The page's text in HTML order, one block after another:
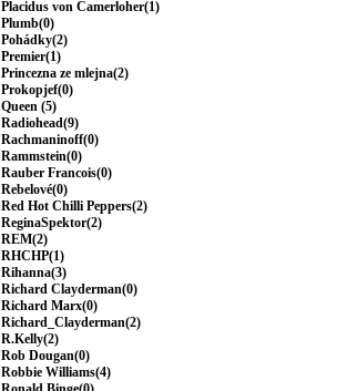
Placidus von Camerloher(1)
Plumb(0)
Pohádky(2)
Premier(1)
Princezna ze mlejna(2)
Prokopjef(0)
Queen (5)
Radiohead(9)
Rachmaninoff(0)
Rammstein(0)
Rauber Francois(0)
Rebelové(0)
Red Hot Chilli Peppers(2)
ReginaSpektor(2)
REM(2)
RHCHP(1)
Rihanna(3)
Richard Clayderman(0)
Richard Marx(0)
Richard_Clayderman(2)
R.Kelly(2)
Rob Dougan(0)
Robbie Williams(4)